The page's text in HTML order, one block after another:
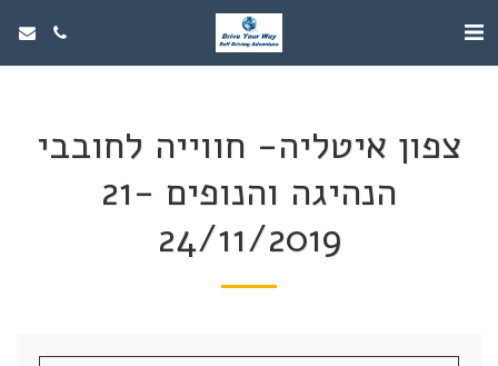
צפון איטליה- חווייה לחובבי
הנהיגה והנופים 21-
24/11/2019